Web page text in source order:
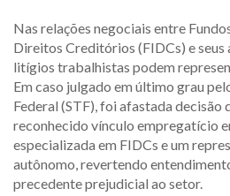
Nas relações negociais entre
Direitos Creditórios (FIDCs) e
litígios trabalhistas podem
Em caso julgado em último grau
Federal (STF), foi afastada decisão
reconhecido vínculo empregatício
especializada em FIDCs e um
autônomo, revertendo
precedente prejudicial ao setor.